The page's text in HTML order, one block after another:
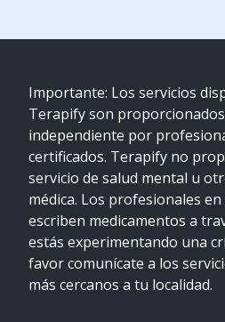
Importante: Los servicios
Terapify son
independiente por
certificados. Terapify no
servicio de salud mental u
médica. Los profesionales
escriben medicamentos a
estás experimentando una
favor comunícate a los
más cercanos a tu localidad.